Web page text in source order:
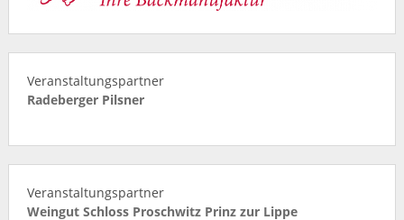
Veranstaltungspartner
Radeberger Pilsner
Veranstaltungspartner
Weingut Schloss Proschwitz Prinz zur Lippe